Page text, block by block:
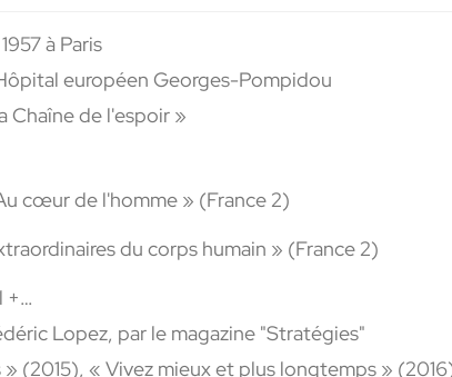
à Paris
européen Georges-Pompidou
Chaîne de l'espoir »
cœur de l'homme » (France 2)
du corps humain » (France 2)
+…
Lopez, par le magazine "Stratégies"
« Vivez mieux et plus longtemps »